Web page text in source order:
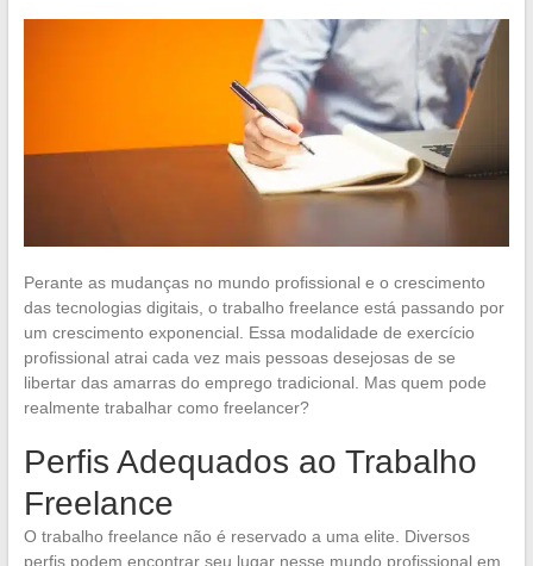
Perante as mudanças no mundo profissional e o crescimento
das tecnologias digitais, o trabalho freelance está passando por
um crescimento exponencial. Essa modalidade de exercício
profissional atrai cada vez mais pessoas desejosas de se
libertar das amarras do emprego tradicional. Mas quem pode
realmente trabalhar como freelancer?
Perfis Adequados ao Trabalho
Freelance
O trabalho freelance não é reservado a uma elite. Diversos
perfis podem encontrar seu lugar nesse mundo profissional em